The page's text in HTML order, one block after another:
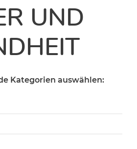
UND
Kategorien auswählen: